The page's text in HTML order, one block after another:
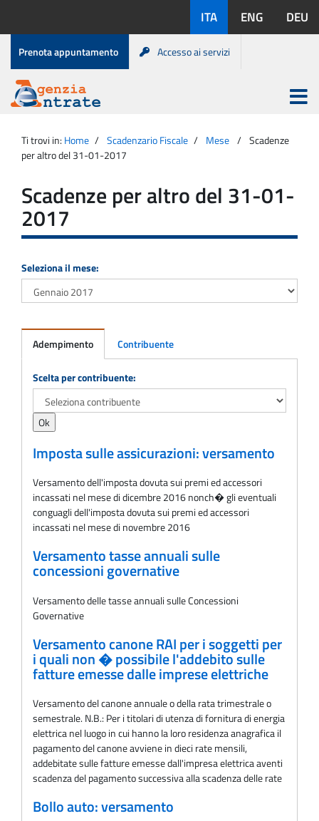
contenuto
disponibili:
ITA ENG DEU
Menu
di
servizio
Prenota appuntamento Accesso ai servizi
Agenzia
Entrate
Apri
menu
principale
Ti trovi in: Home Scadenzario Fiscale Mese
Scadenze
per altro del 31-01-2017
Scadenze per altro del 31-01-
2017
Seleziona il mese:
Adempimento Contribuente
Adempimento
Scelta per contribuente:
Imposta sulle assicurazioni: versamento
Versamento dell'imposta dovuta sui premi ed accessori
incassati nel mese di dicembre 2016 nonch� gli eventuali
conguagli dell'imposta dovuta sui premi ed accessori
incassati nel mese di novembre 2016
Versamento tasse annuali sulle
concessioni governative
Versamento delle tasse annuali sulle Concessioni
Governative
Versamento canone RAI per i soggetti per
i quali non � possibile l'addebito sulle
fatture emesse dalle imprese elettriche
Versamento del canone annuale o della rata trimestrale o
semestrale. N.B.: Per i titolari di utenza di fornitura di energia
elettrica nel luogo in cui hanno la loro residenza anagrafica il
pagamento del canone avviene in dieci rate mensili,
addebitate sulle fatture emesse dall'impresa elettrica aventi
scadenza del pagamento successiva alla scadenza delle rate
Bollo auto: versamento